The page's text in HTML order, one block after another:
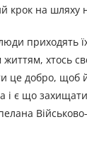
на шляху
приходять
хтось
добро, щоб
що захищати